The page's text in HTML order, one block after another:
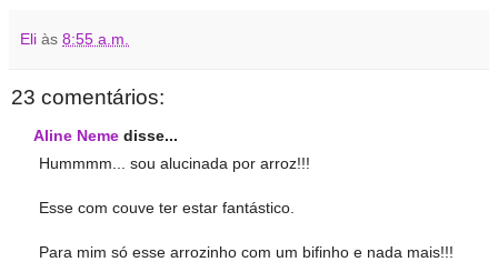
Eli às 8:55 a.m.
23 comentários:
Aline Neme disse...
Hummmm... sou alucinada por arroz!!!
Esse com couve ter estar fantástico.
Para mim só esse arrozinho com um bifinho e nada mais!!!